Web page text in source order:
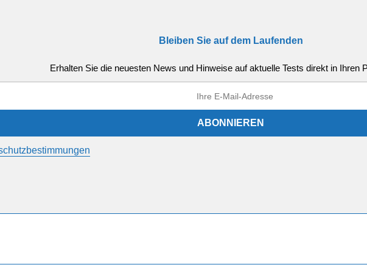
Bleiben Sie auf dem Laufenden
Erhalten Sie die neuesten News und Hinweise auf aktuelle Tests direkt in Ihren